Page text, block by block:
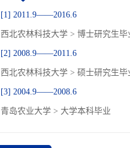
[1] 2011.9——2016.6
西北农林科技大学 > 博士研究生毕
[2] 2008.9——2011.6
西北农林科技大学 > 硕士研究生毕
[3] 2004.9——2008.6
青岛农业大学 > 大学本科毕业